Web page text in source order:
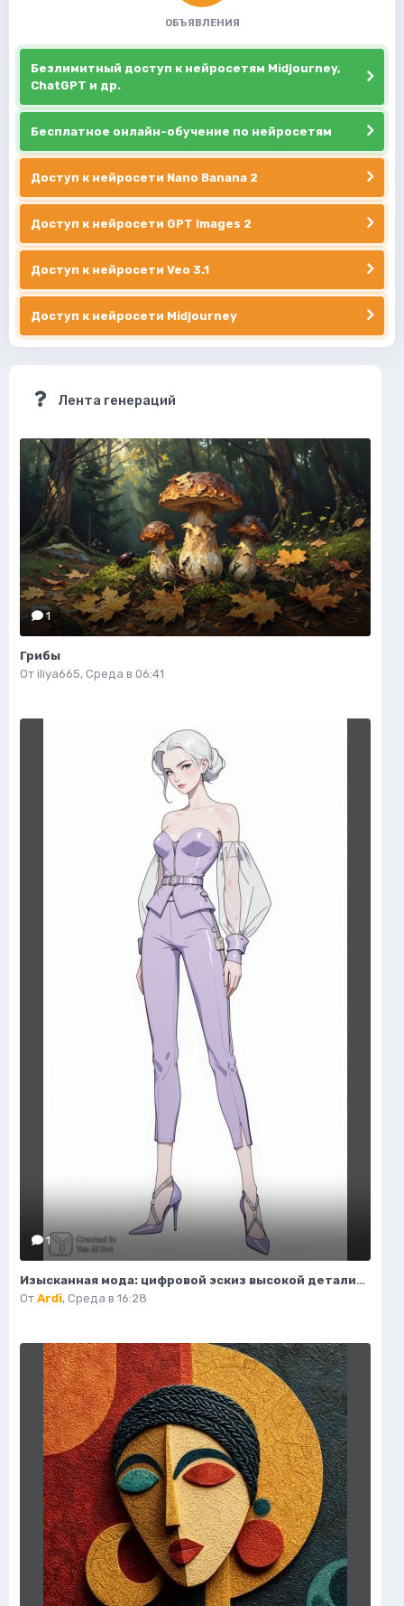
ОБЪЯВЛЕНИЯ
Безлимитный доступ к нейросетям Midjourney,
ChatGPT и др.
Бесплатное онлайн-обучение по нейросетям
Доступ к нейросети Nano Banana 2
Доступ к нейросети GPT Images 2
Доступ к нейросети Veo 3.1
Доступ к нейросети Midjourney
Лента генераций
1
Грибы
От iliya665, Среда в 06:41
1
Изысканная мода: цифровой эскиз высокой детализации и безупречного стиля. Картинка из нейронной сети Flux
От Ardi, Среда в 16:28